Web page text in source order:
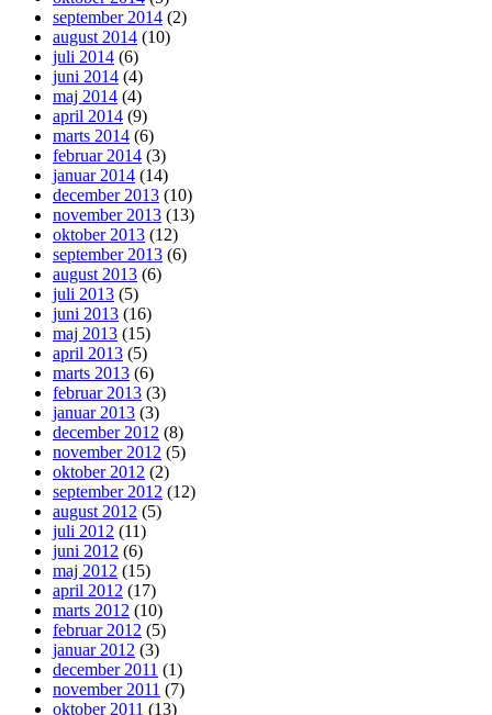
september 2014 (2)
august 2014 (10)
juli 2014 (6)
juni 2014 (4)
maj 2014 (4)
april 2014 (9)
marts 2014 (6)
februar 2014 (3)
januar 2014 (14)
december 2013 (10)
november 2013 (13)
oktober 2013 (12)
september 2013 (6)
august 2013 (6)
juli 2013 (5)
juni 2013 (16)
maj 2013 (15)
april 2013 (5)
marts 2013 (6)
februar 2013 (3)
januar 2013 (3)
december 2012 (8)
november 2012 (5)
oktober 2012 (2)
september 2012 (12)
august 2012 (5)
juli 2012 (11)
juni 2012 (6)
maj 2012 (15)
april 2012 (17)
marts 2012 (10)
februar 2012 (5)
januar 2012 (3)
december 2011 (1)
november 2011 (7)
oktober 2011 (13)